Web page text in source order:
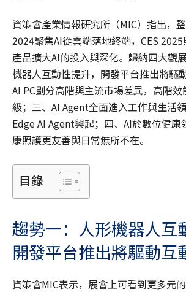
資策會產業情報研究所（MIC）指出，
2024聚焦AI從雲端落地終端，CES
產品擴大AI的投入與深化。歸納四大觀
機器人互動性提升，開發平台推出將驅
AI PC劃分高階與主流市場差異，高階
級；三、AI Agent全面進入工作與生活
Edge AI Agent興起；四、AI於數位健康
康照護更友善與日常無所不在。
目錄
趨勢一：人形機器人互
開發平台推出將驅動互
資策會MIC表示，展會上可看到更多元